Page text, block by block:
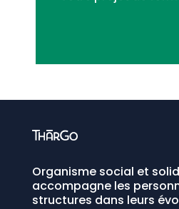
Organisme social et
accompagne les
structures dans leurs